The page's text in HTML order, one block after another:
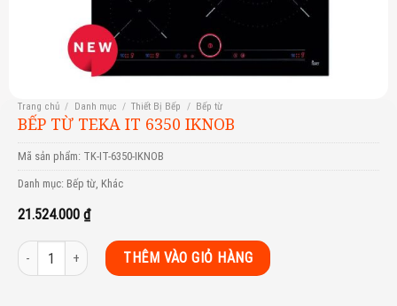
Trang chủ / Danh mục / Thiết Bị Bếp / Bếp từ
BẾP TỪ TEKA IT 6350 IKNOB
Mã sản phẩm: TK-IT-6350-IKNOB
Danh mục: Bếp từ Khác
21.524.000 ₫
Bếp từ Teka IT 6350 IKNOB số lượng
THÊM VÀO GIỎ HÀNG